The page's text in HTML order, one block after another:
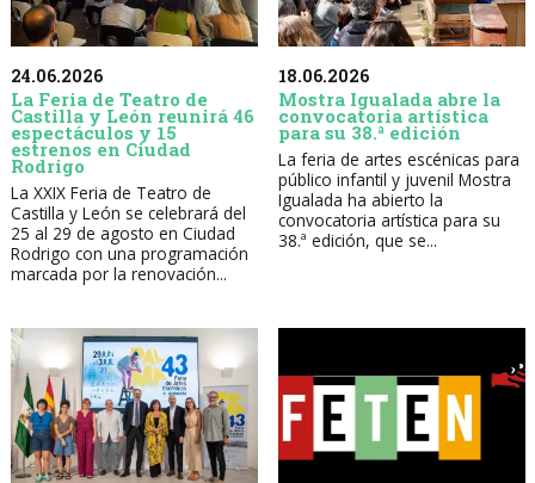
24.06.2026
La Feria de Teatro de
Castilla y León reunirá 46
espectáculos y 15
estrenos en Ciudad
Rodrigo
La XXIX Feria de Teatro de
Castilla y León se celebrará del
25 al 29 de agosto en Ciudad
Rodrigo con una programación
marcada por la renovación...
18.06.2026
Mostra Igualada abre la
convocatoria artística
para su 38.ª edición
La feria de artes escénicas para
público infantil y juvenil Mostra
Igualada ha abierto la
convocatoria artística para su
38.ª edición, que se...